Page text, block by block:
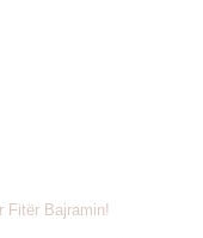
Fitër Bajramin!